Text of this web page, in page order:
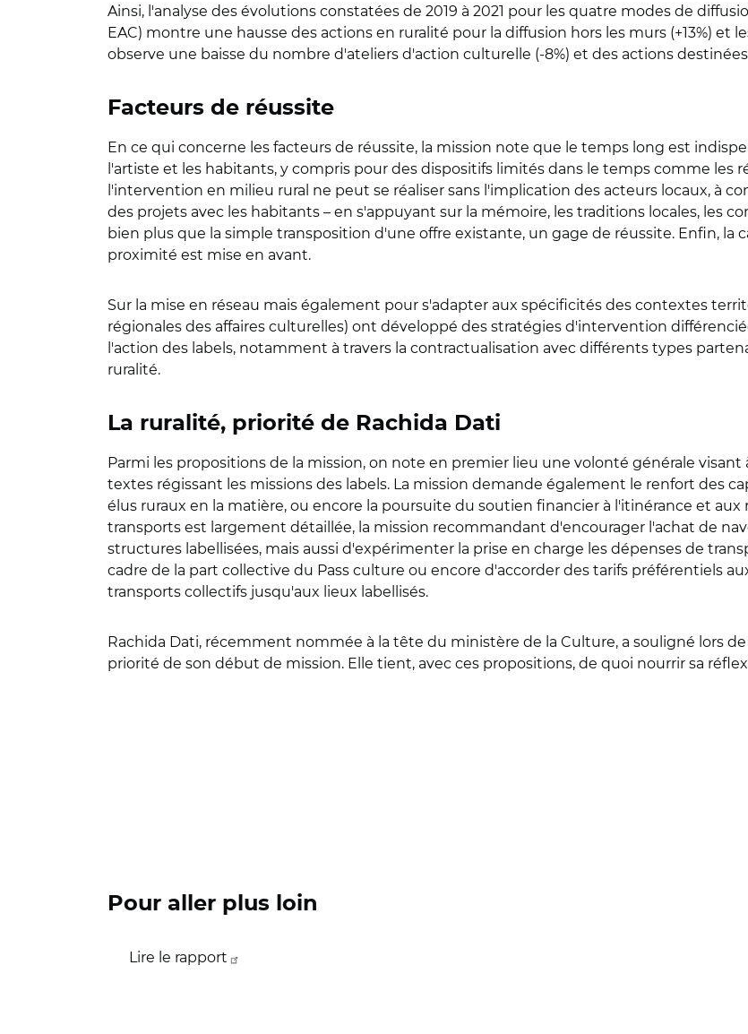
Ainsi, l'analyse des évolutions constatées de 2019 à 2021 pour les quatre modes de
EAC) montre une hausse des actions en ruralité pour la diffusion hors les murs (+13%) et
observe une baisse du nombre d'ateliers d'action culturelle (-8%) et des actions destinées
Facteurs de réussite
En ce qui concerne les facteurs de réussite, la mission note que le temps long est
l'artiste et les habitants, y compris pour des dispositifs limités dans le temps comme les
l'intervention en milieu rural ne peut se réaliser sans l'implication des acteurs locaux, à
des projets avec les habitants – en s'appuyant sur la mémoire, les traditions locales, les
bien plus que la simple transposition d'une offre existante, un gage de réussite. Enfin, la
proximité est mise en avant.
Sur la mise en réseau mais également pour s'adapter aux spécificités des contextes
régionales des affaires culturelles) ont développé des stratégies d'intervention
l'action des labels, notamment à travers la contractualisation avec différents types
ruralité.
La ruralité, priorité de Rachida Dati
Parmi les propositions de la mission, on note en premier lieu une volonté générale
textes régissant les missions des labels. La mission demande également le renfort des
élus ruraux en la matière, ou encore la poursuite du soutien financier à l'itinérance et
transports est largement détaillée, la mission recommandant d'encourager l'achat de
structures labellisées, mais aussi d'expérimenter la prise en charge les dépenses de
cadre de la part collective du Pass culture ou encore d'accorder des tarifs préférentiels
transports collectifs jusqu'aux lieux labellisés.
Rachida Dati, récemment nommée à la tête du ministère de la Culture, a souligné lors
priorité de son début de mission. Elle tient, avec ces propositions, de quoi nourrir sa
Pour aller plus loin
Lire le rapport